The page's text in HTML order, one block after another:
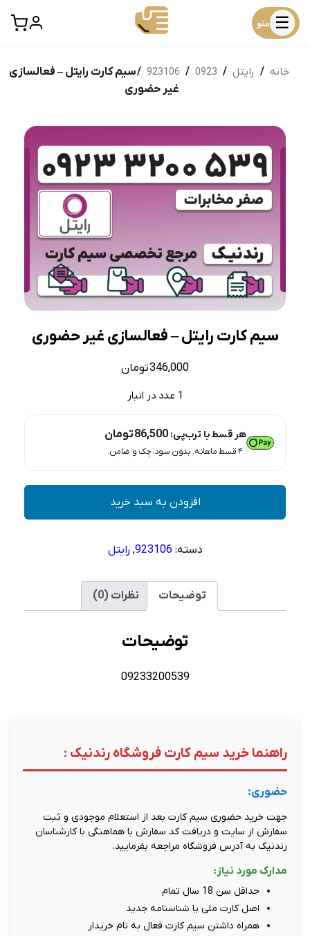
☰ منو
خانه / رایتل /
0923
/
923106 / سیم کارت رایتل – فعالسازی
غیر حضوری
سیم کارت رایتل – فعالسازی غیر حضوری
346,000تومان
1 عدد در انبار
هر قسط با ترب‌پی: 86,500تومان
۴ قسط ماهانه. بدون سود، چک و ضامن.
سیم
رایتل
افزودن به سبد خرید
دسته: 923106
, رایتل
توضیحات نظرات (0)
توضیحات
09233200539
راهنما خرید سیم کارت فروشگاه رندنیک :
حضوری:
جهت خرید حضوری سیم کارت بعد از استعلام موجودی و ثبت
سفارش از سایت و دریافت کد سفارش با هماهنگی با کارشناسان
رندنیک به آدرس فروشگاه مراجعه بفرمایید.
مدارک مورد نیاز:
حداقل سن 18 سال تمام
اصل کارت ملی یا شناسنامه جدید
همراه داشتن سیم کارت فعال به نام خریدار